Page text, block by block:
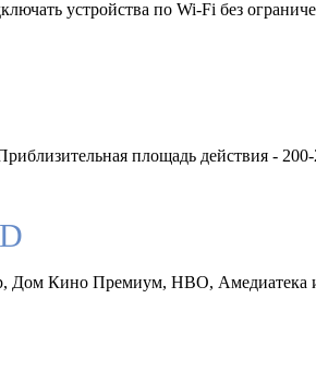
устройства по Wi-Fi без
площадь действия -
Дом Кино Премиум, HBO, Амедиатека